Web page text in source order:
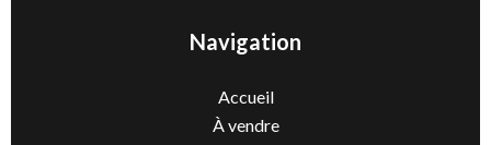
Navigation
Accueil
À vendre